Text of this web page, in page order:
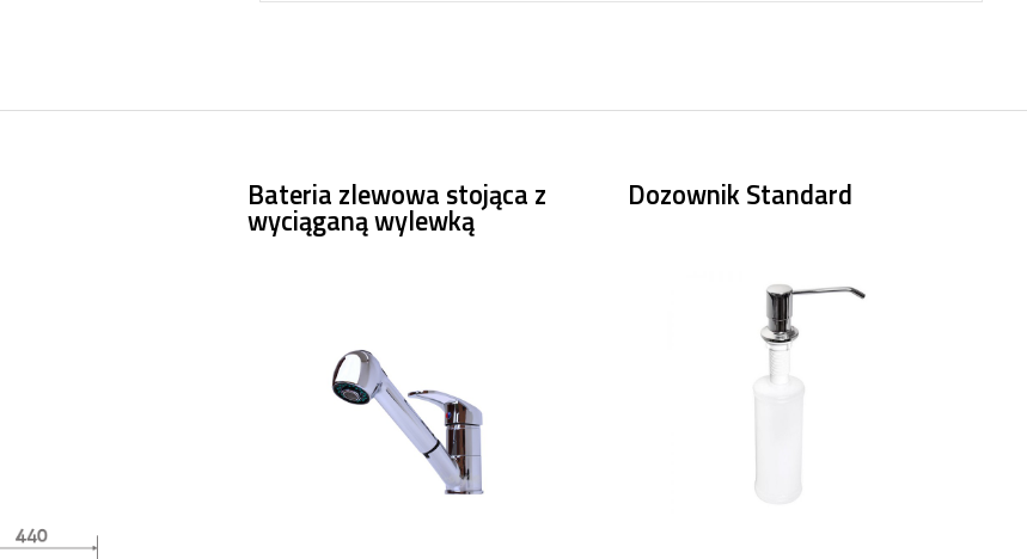
Bateria zlewowa stojąca z
wyciąganą wylewką
Dozownik Standard